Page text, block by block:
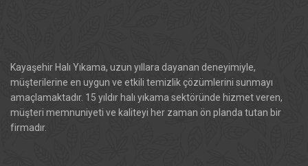
Kayaşehir Halı Yıkama, uzun yıllara dayanan deneyimiyle,
müşterilerine en uygun ve etkili temizlik çözümlerini sunmayı
amaçlamaktadır. 15 yıldır halı yıkama sektöründe hizmet veren,
müşteri memnuniyeti ve kaliteyi her zaman ön planda tutan bir
firmadır.